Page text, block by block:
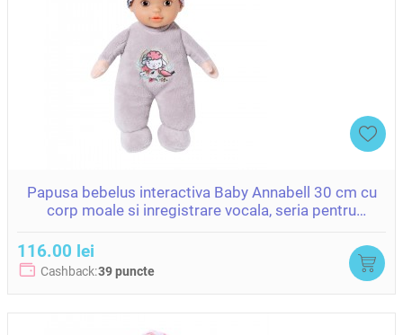
Papusa bebelus interactiva Baby Annabell 30 cm cu
corp moale si inregistrare vocala, seria pentru
116.00 lei
Cashback:39 puncte